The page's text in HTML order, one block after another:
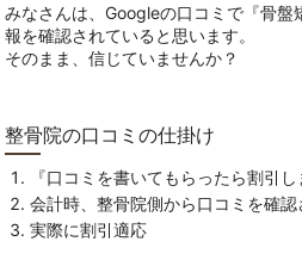
みなさんは、Googleの口コミで『骨
報を確認されていると思います。
そのまま、信じていませんか？
整骨院の口コミの仕掛け
『口コミを書いてもらったら割引
会計時、整骨院側から口コミを確認
実際に割引適応